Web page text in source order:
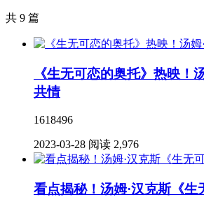
共 9 篇
《生无可恋的奥托》热映！
共情
1618496
2023-03-28 阅读 2,976
看点揭秘！汤姆·汉克斯《生